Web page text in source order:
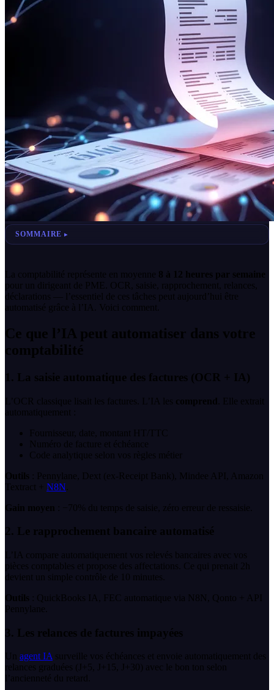
SOMMAIRE
La comptabilité représente en moyenne 8 à 12 heures par semaine
pour un dirigeant de PME. OCR, saisie, rapprochement, relances,
déclarations — l’essentiel de ces tâches peut aujourd’hui être
automatisé grâce à l’IA. Voici comment.
Ce que l’IA peut automatiser dans votre
comptabilité
1. La saisie automatique des factures (OCR + IA)
L’OCR classique lisait les factures. L’IA les comprend . Elle extrait
automatiquement :
Fournisseur, date, montant HT/TTC
Numéro de facture et échéance
Code analytique selon vos règles métier
Outils : Pennylane, Dext (ex-Receipt Bank), Mindee API, Amazon
Textract + N8N
Gain moyen : −70% du temps de saisie, zéro erreur de ressaisie.
2. Le rapprochement bancaire automatisé
L’IA compare automatiquement vos relevés bancaires avec vos
pièces comptables et propose des affectations. Ce qui prenait 2h
devient un simple contrôle de 10 minutes.
Outils : QuickBooks IA, FEC automatique via N8N, Qonto + API
Pennylane.
3. Les relances de factures impayées
Un agent IAsurveille vos échéances et envoie automatiquement des
relances graduées (J+5, J+15, J+30) avec le bon ton selon
l’ancienneté du retard.